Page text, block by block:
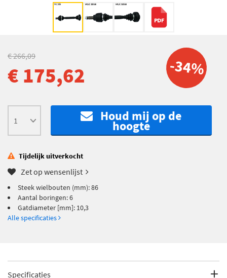
-34%
€ 266,09
€ 175,62
Houd mij op de
hoogte
Tijdelijk uitverkocht
Zet op wensenlijst
Steek wielbouten (mm): 86
Aantal boringen: 6
Gatdiameter [mm]: 10,3
Alle specificaties
Specificaties